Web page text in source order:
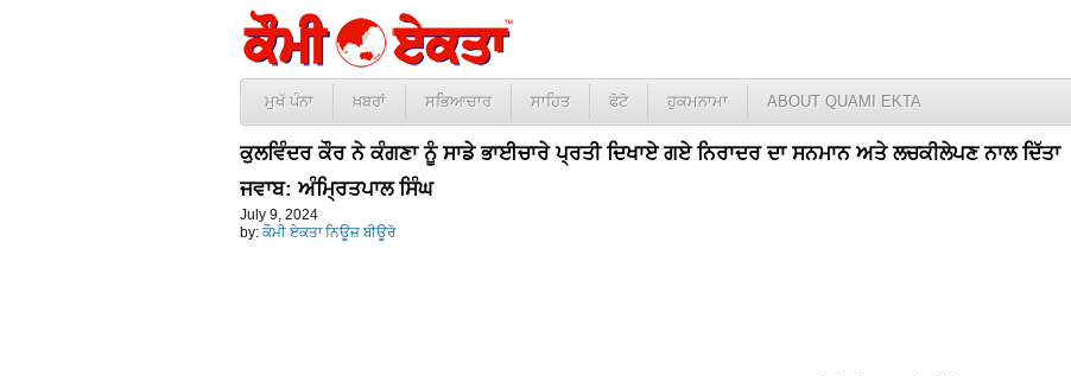
ਮੁਖੱ ਪੰਨਾ ਖ਼ਬਰਾਂ ਸਭਿਆਚਾਰ ਸਾਹਿਤ ਫੋਟੋ ਹੁਕਮਨਾਮਾ ABOUT QUAMI EKTA
ਕੁਲਵਿੰਦਰ ਕੌਰ ਨੇ ਕੰਗਣਾ ਨੂੰ ਸਾਡੇ ਭਾਈਚਾਰੇ ਪ੍ਰਤੀ ਦਿਖਾਏ ਗਏ ਨਿਰਾਦਰ ਦਾ ਸਨਮਾਨ ਅਤੇ ਲਚਕੀਲੇਪਣ ਨਾਲ ਦਿੱਤਾ
ਜਵਾਬ: ਅੰਮ੍ਰਿਤਪਾਲ ਸਿੰਘ
July 9, 2024
by: ਕੌਮੀ ਏਕਤਾ ਨਿਊਜ਼ ਬੀਊਰੋ